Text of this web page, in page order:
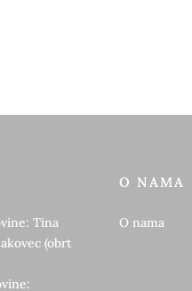
Tina
(obrt
O NAMA
O nama